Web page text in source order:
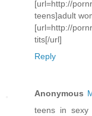
[url=http://
teens]adult
[url=http://
tits[/url]
Reply
Anonymous
teens in sexy